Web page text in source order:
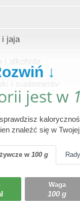
i jaja
i alkohole
gotowe
morza
↓
jest w
znaleźć się w
w 100 g
Waga
100 g